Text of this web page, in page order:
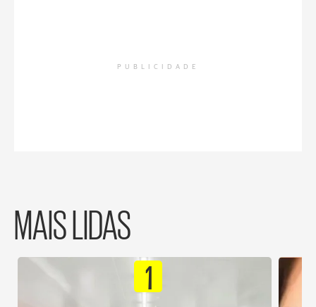
PUBLICIDADE
MAIS LIDAS
1